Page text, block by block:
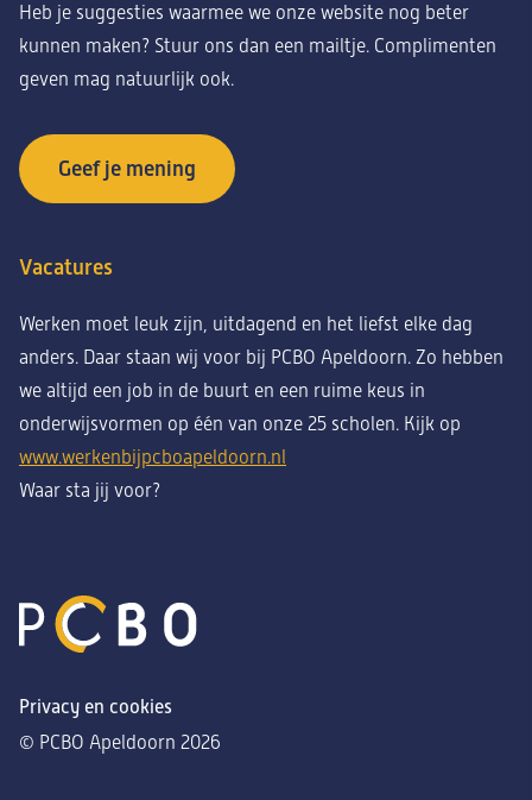
Heb je suggesties waarmee we onze website nog beter
kunnen maken? Stuur ons dan een mailtje. Complimenten
geven mag natuurlijk ook.
Geef je mening
Vacatures
Werken moet leuk zijn, uitdagend en het liefst elke dag
anders. Daar staan wij voor bij PCBO Apeldoorn. Zo hebben
we altijd een job in de buurt en een ruime keus in
onderwijsvormen op één van onze 25 scholen. Kijk op
www.werkenbijpcboapeldoorn.nl
Waar sta jij voor?
Privacy en cookies
© PCBO Apeldoorn 2026